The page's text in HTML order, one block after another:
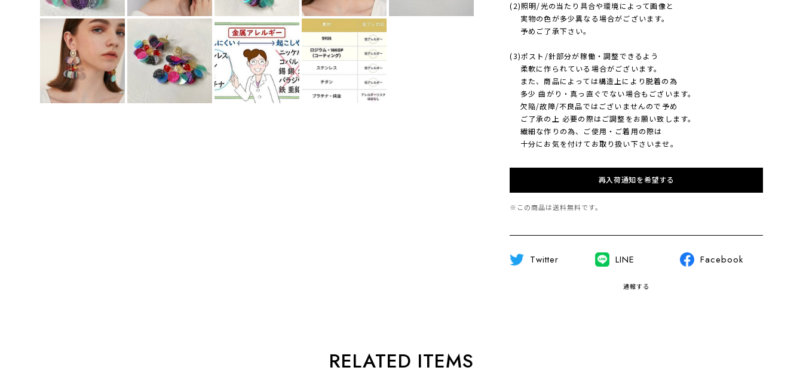
(2)照明/光の当たり具合や環境によって画像と
実物の色が多少異なる場合がございます。
予めご了承下さい。
(3)ポスト/針部分が稼働・調整できるよう
柔軟に作られている場合がございます。
また、商品によっては構造上により脱着の為
多少 曲がり・真っ直ぐでない場合もございます。
欠陥/故障/不良品ではございませんので予め
ご了承の上 必要の際はご調整をお願い致します。
繊細な作りの為、ご使用・ご着用の際は
十分にお気を付けてお取り扱い下さいませ。
再入荷通知を希望する
※この商品は送料無料です。
Twitter LINE Facebook
通報する
RELATED ITEMS